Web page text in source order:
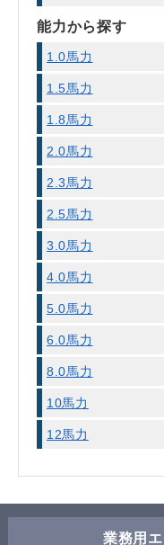
能力から探す
1.0馬力
1.5馬力
1.8馬力
2.0馬力
2.3馬力
2.5馬力
3.0馬力
4.0馬力
5.0馬力
6.0馬力
8.0馬力
10馬力
12馬力
業務用